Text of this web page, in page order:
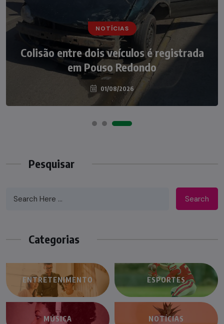
NOTÍCIAS
Colisão entre dois veículos é registrada
em Pouso Redondo
01/08/2026
NOTÍCIAS
Irmãos de 7 e 14 anos morrem
atropelados na BR-470 em Pouso
Redondo
04/08/2026
Pesquisar
Search
Categorias
ENTRETENIMENTO ESPORTES
MÚSICA NOTÍCIAS